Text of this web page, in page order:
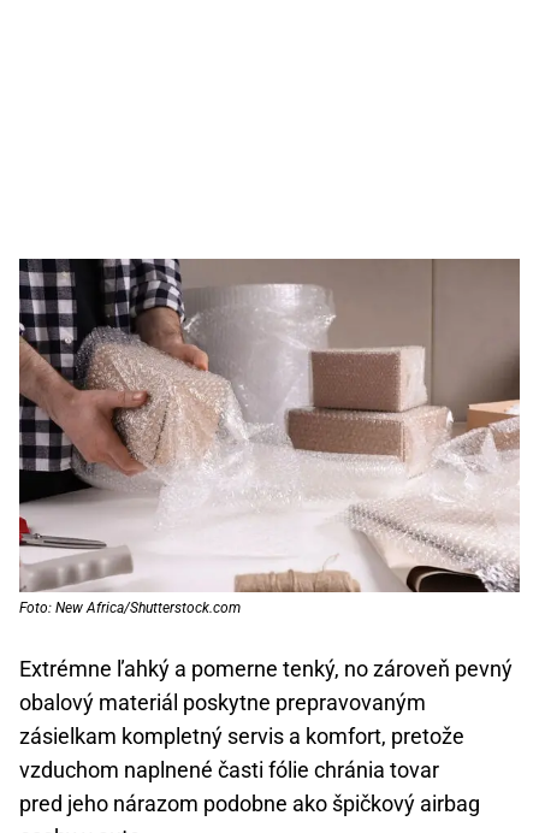
Foto: New Africa/Shutterstock.com
Extrémne ľahký a pomerne tenký, no zároveň pevný
obalový materiál poskytne prepravovaným
zásielkam kompletný servis a komfort, pretože
vzduchom naplnené časti fólie chránia tovar
pred jeho nárazom podobne ako špičkový airbag